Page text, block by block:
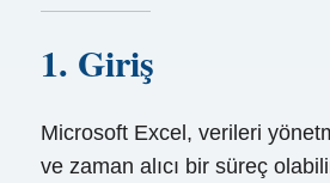
1. Giriş
Microsoft Excel, verileri
ve zaman alıcı bir süreç